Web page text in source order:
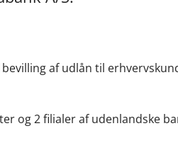
af udlån til
og 2 filialer af udenlandske